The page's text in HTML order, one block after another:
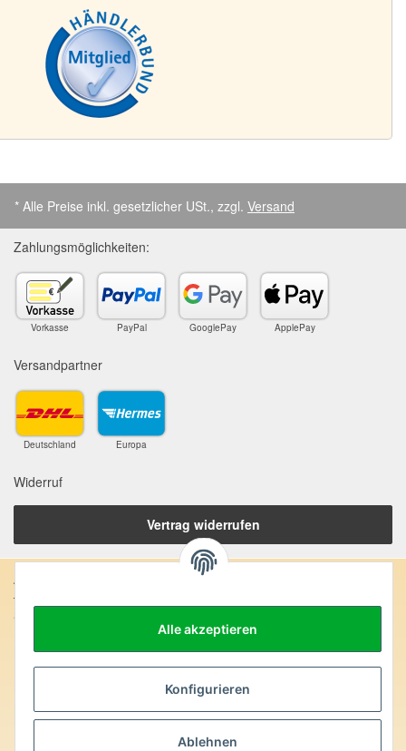
Alle akzeptieren
Konfigurieren
Ablehnen
* Alle Preise inkl. gesetzlicher USt., zzgl. Versand
Zahlungsmöglichkeiten:
Vorkasse PayPal GooglePay ApplePay
Versandpartner
Deutschland Europa
Widerruf
Vertrag widerrufen
Anschrift:
SteinZeitOase
Uhlandstr. 7
D-75391 Gechingen
Edelsteine und Mineralien werden im esoterischen Bereich